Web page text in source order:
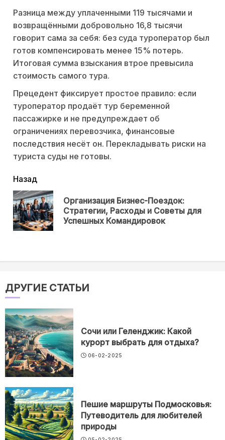
Разница между уплаченными 119 тысячами и
возвращёнными добровольно 16,8 тысячи
говорит сама за себя: без суда туроператор был
готов компенсировать менее 15% потерь.
Итоговая сумма взыскания втрое превысила
стоимость самого тура.
Прецедент фиксирует простое правило: если
туроператор продаёт тур беременной
пассажирке и не предупреждает об
ограничениях перевозчика, финансовые
последствия несёт он. Перекладывать риски на
туриста суды не готовы.
читать
еще
Назад
Организация Бизнес-Поездок:
Стратегии, Расходы и Советы для
Успешных Командировок
ДРУГИЕ СТАТЬИ
Сочи или Геленджик: Какой
курорт выбрать для отдыха?
06-02-2025
Пешие маршруты Подмосковья:
Путеводитель для любителей
природы